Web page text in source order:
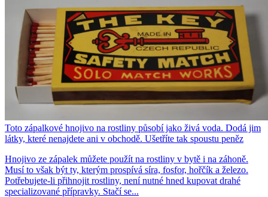
Toto zápalkové hnojivo na rostliny působí jako živá voda. Dodá jim
látky, které nenajdete ani v obchodě. Ušetříte tak spoustu peněz
Hnojivo ze zápalek můžete použít na rostliny v bytě i na záhoně.
Musí to však být ty, kterým prospívá síra, fosfor, hořčík a železo.
Potřebujete-li přihnojit rostliny, není nutné hned kupovat drahé
specializované přípravky. Stačí se...